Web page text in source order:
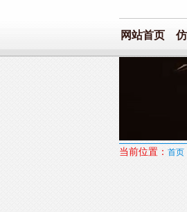
网站首页
当前位置： 首页